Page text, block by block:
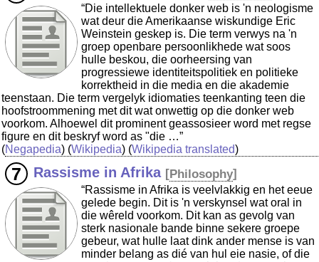
“Die intellektuele donker web is 'n neologisme
wat deur die Amerikaanse wiskundige Eric
Weinstein geskep is. Die term verwys na 'n
groep openbare persoonlikhede wat soos
hulle beskou, die oorheersing van
progressiewe identiteitspolitiek en politieke
korrektheid in die media en die akademie
teenstaan. Die term vergelyk idiomaties teenkanting teen die
hoofstroommening met dit wat onwettig op die donker web
voorkom. Alhoewel dit prominent geassosieer word met regse
figure en dit beskryf word as "die …”
(Negapedia) (Wikipedia) (Wikipedia translated)
Rassisme in Afrika [Philosophy]
“Rassisme in Afrika is veelvlakkig en het eeue
gelede begin. Dit is 'n verskynsel wat oral in
die wêreld voorkom. Dit kan as gevolg van
sterk nasionale bande binne sekere groepe
gebeur, wat hulle laat dink ander mense is van
minder belang as dié van hul eie nasie, of die